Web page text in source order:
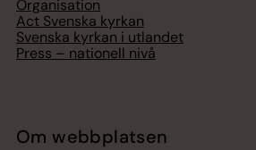
Organisation
Act Svenska kyrkan
Svenska kyrkan i utlandet
Press – nationell nivå
Om webbplatsen